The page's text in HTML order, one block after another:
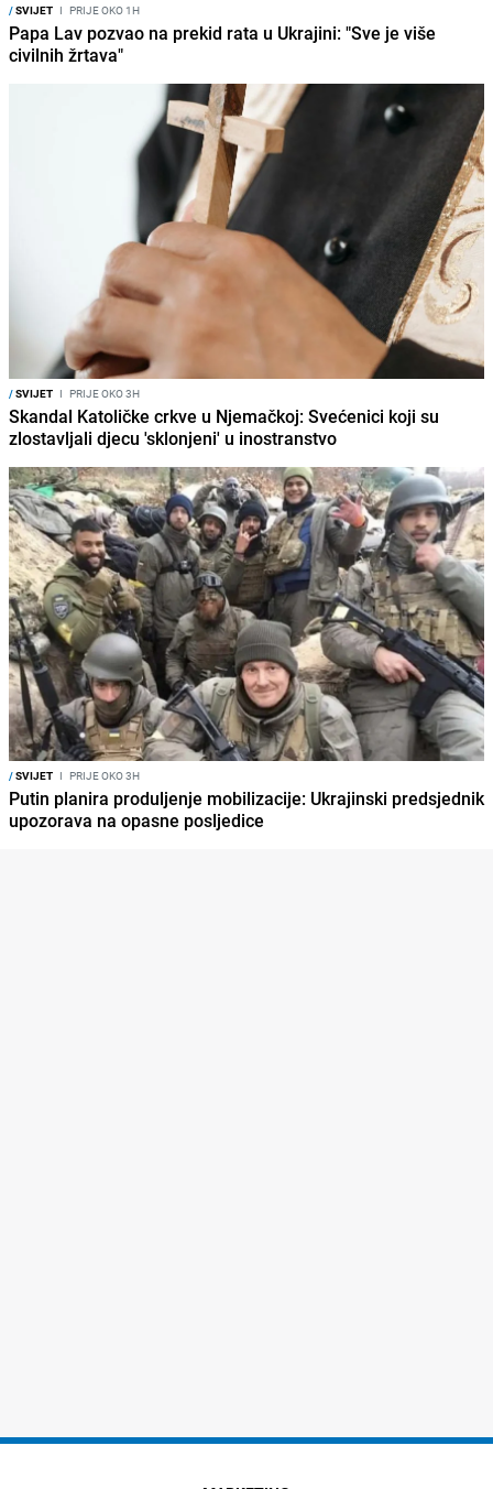
/SVIJET I PRIJE OKO 1H
Papa Lav pozvao na prekid rata u Ukrajini: "Sve je više
civilnih žrtava"
/SVIJET I PRIJE OKO 3H
Skandal Katoličke crkve u Njemačkoj: Svećenici koji su
zlostavljali djecu 'sklonjeni' u inostranstvo
/SVIJET I PRIJE OKO 3H
Putin planira produljenje mobilizacije: Ukrajinski predsjednik
upozorava na opasne posljedice